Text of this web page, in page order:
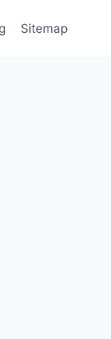
Sitemap